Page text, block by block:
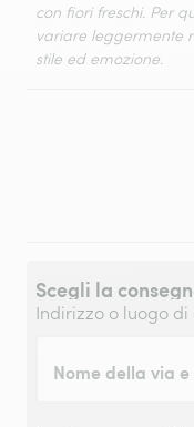
con fiori freschi. Per
variare leggermente
stile ed emozione.
Scegli la
Indirizzo o luogo di